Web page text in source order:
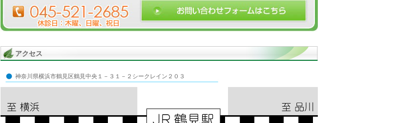
アクセス
神奈川県横浜市鶴見区鶴見中央１－３１－２シークレイン２０３